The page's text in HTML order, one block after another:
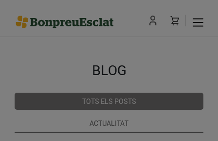
BLOG
TOTS ELS POSTS
ACTUALITAT